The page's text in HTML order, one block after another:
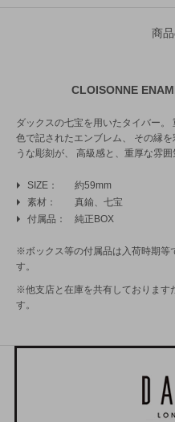
商
CLOISONNE
ダックスの七宝を用いたタイバー
色で記されたエンブレム、 その縁
うな彫刻が、 高級感と、重厚な雰囲
SIZE
約59mm
素材
真鍮、七宝
付属品
純正BOX
※ボックス等の付属品は入荷時期等
す。
※他支店と在庫を共有しております
す。